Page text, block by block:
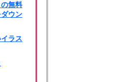
無料
ウン
ラス